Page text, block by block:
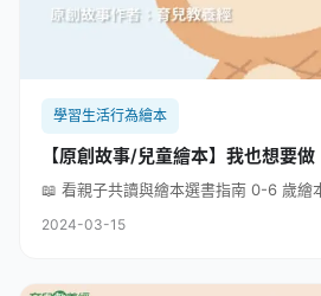
學習生活行為繪本
【原創故事/兒童繪本】我也想要做
📖 看親子共讀與繪本選書指南 0-6 歲繪
2024-03-15